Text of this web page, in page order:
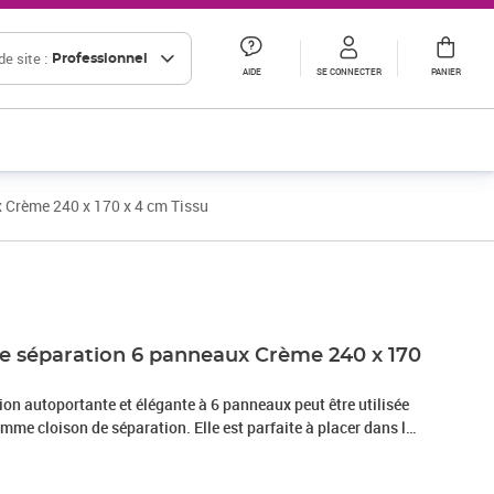
site : Professionnel
AIDE SE CONNECTER PANIER
240 x 170 x 4 cm Tissu
séparation 6 panneaux Crème 240 x 170
autoportante et élégante à 6 panneaux peut être utilisée
cloison de séparation. Elle est parfaite à placer dans la
un dressing séparé et privé ou pour séparer une partie